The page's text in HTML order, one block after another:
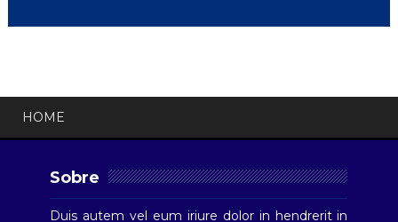
HOME
Sobre
Duis autem vel eum iriure dolor in hendrerit in